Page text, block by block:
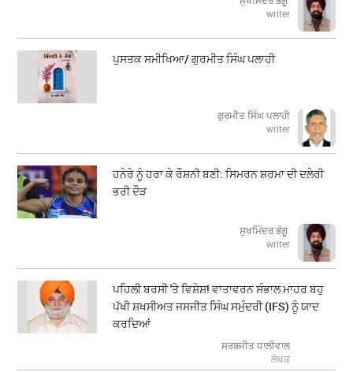
writer
ਪੁਸਤਕ ਸਮੀਖਿਆ/ ਗੁਰਮੀਤ ਸਿੰਘ ਪਲਾਹੀ
ਗੁਰਮੀਤ ਸਿੰਘ ਪਲਾਹੀ
writer
ਹਨੇਰੇ ਨੂੰ ਹਰਾ ਕੇ ਰੌਸ਼ਨੀ ਬਣੀ: ਸਿਮਰਨ ਸ਼ਰਮਾ ਦੀ ਦਲੇਰੀ
ਭਰੀ ਦੌੜ
ਸੁਖਮਿੰਦਰ ਭੰਗੂ
writer
ਪਹਿਲੀ ਬਰਸੀ 'ਤੇ ਵਿਸ਼ੇਸ਼! ਵਾਤਾਵਰਨ ਸੰਭਾਲ ਮਾਹਰ ਬਹੁ
ਪੱਖੀ ਸ਼ਖਸੀਅਤ ਜਸਜੀਤ ਸਿੰਘ ਸਮੁੰਦਰੀ (IFS) ਨੂੰ ਯਾਦ
ਕਰਦਿਆਂ
ਸਰਬਜੀਤ ਧਾਲੀਵਾਲ
ਲੇਖਕ